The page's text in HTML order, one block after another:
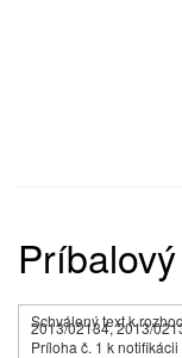
Schválený text k
2013/02134, 2013/
Príloha č. 1 k